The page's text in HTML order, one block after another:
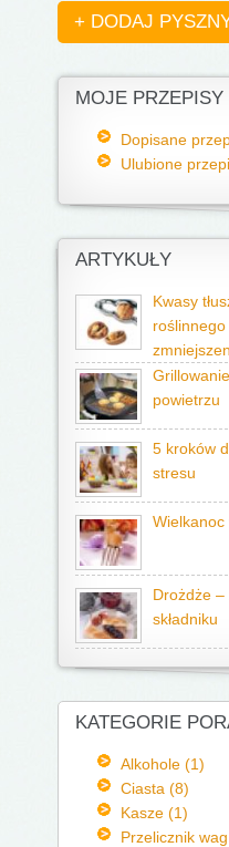
+ DODAJ
MOJE PRZEPISY
Dopisane
Ulubione
ARTYKUŁY
Kwasy
roślinnego
powietrzu
5 kroków
stresu
Wielkanoc
Drożdże –
składniku
KATEGORIE
Alkohole (1)
Ciasta (8)
Kasze (1)
Przelicznik